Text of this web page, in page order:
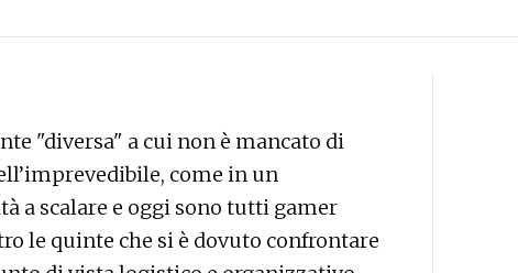
"diversa" a cui non è mancato di
come in un
a scalare e oggi sono tutti gamer
le quinte che si è dovuto confrontare